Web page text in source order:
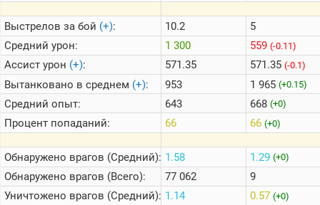
Выстрелов за бой (+):
Средний урон:
Ассист урон (+):
Вытанковано в среднем (+):
Средний опыт:
Процент попаданий:
Обнаружено врагов (Средний):
Обнаружено врагов (Всего):
Уничтожено врагов (Средний):
10.2
1 300
571.35
953
643
66
1.58
77 062
1.14
5
559 (-0.11)
571.35 (-0.1)
1 965 (+0.15)
668 (+0)
66 (+0)
1.29 (+0)
9
0.57 (+0)